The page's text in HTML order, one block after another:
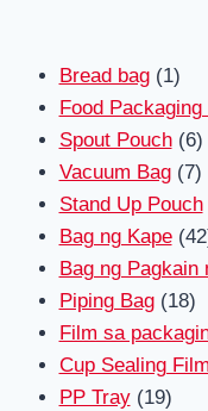
Bread bag 11
Food Packaging
Spout Pouch 66
Vacuum Bag 77
Stand Up Pouch
Bag ng Kape 42
Bag ng Pagkain
Piping Bag 1818
Film sa
Cup Sealing Film
PP Tray 1919